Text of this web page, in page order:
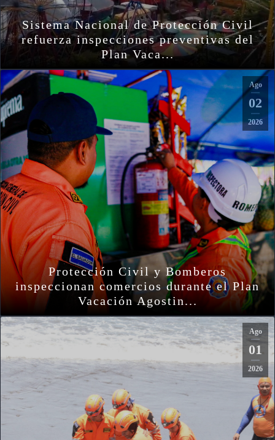
Sistema Nacional de Protección Civil
refuerza inspecciones preventivas del
Plan Vaca...
Ago
02
2026
Protección Civil y Bomberos
inspeccionan comercios durante el Plan
Vacación Agostin...
Ago
01
2026